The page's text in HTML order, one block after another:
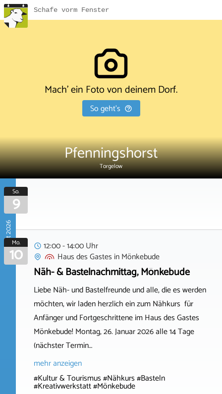
Schafe vorm Fenster
Mach' ein Foto von deinem Dorf.
So geht's
Pfenningshorst
Torgelow
August 2026
So.
9
Mo.
10
12:00 - 14:00 Uhr
Haus des Gastes inMönkebude
Näh- & Bastelnachmittag, Mönkebude
Liebe Näh- und Bastelfreunde und alle, die es werden
möchten, wir laden herzlich ein zum Nähkurs für
Anfänger und Fortgeschrittene im Haus des Gastes
Mönkebude! Montag, 26. Januar 2026 alle 14 Tage
(nächster Termin…
mehr anzeigen
#Kultur & Tourismus #Nähkurs #Basteln
#Kreativwerkstatt #Mönkebude